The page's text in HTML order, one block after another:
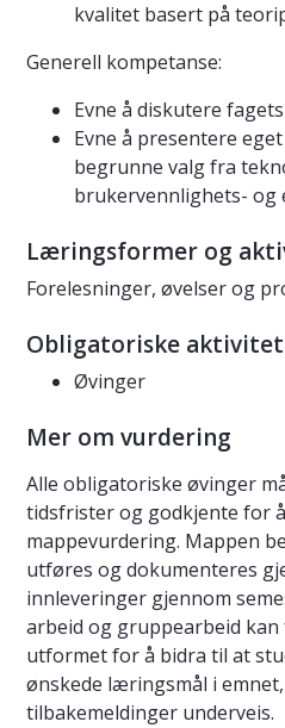
kvalitet basert på
Generell kompetanse:
Evne å diskutere
Evne å presentere
begrunne valg fra
brukervennlighets- og
Læringsformer og
Forelesninger, øvelser og
Obligatoriske
Øvinger
Mer om vurdering
Alle obligatoriske øvinger
tidsfrister og godkjente for
mappevurdering. Mappen
utføres og dokumenteres
innleveringer gjennom
arbeid og gruppearbeid
utformet for å bidra til at
ønskede læringsmål i
tilbakemeldinger underveis.